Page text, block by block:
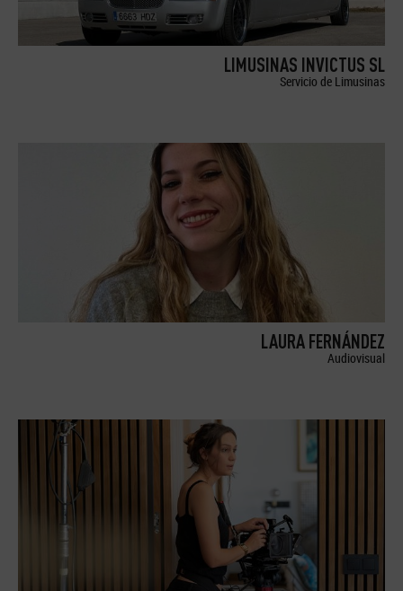
LIMUSINAS INVICTUS SL
Servicio de Limusinas
LAURA FERNÁNDEZ
Audiovisual